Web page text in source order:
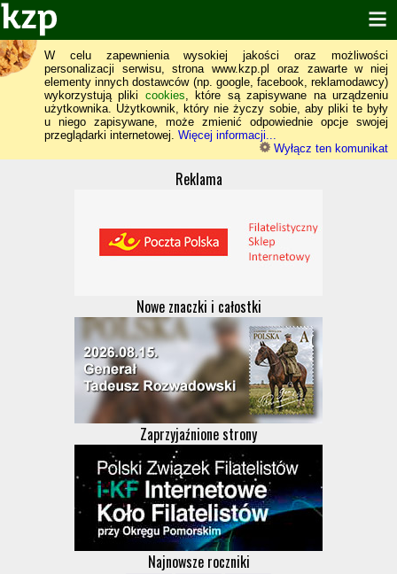
W celu zapewnienia wysokiej jakości oraz możliwości
personalizacji serwisu, strona www.kzp.pl oraz zawarte w niej
elementy innych dostawców (np. google, facebook, reklamodawcy)
wykorzystują pliki cookies, które są zapisywane na urządzeniu
użytkownika. Użytkownik, który nie życzy sobie, aby pliki te były
u niego zapisywane, może zmienić odpowiednie opcje swojej
przeglądarki internetowej. Więcej informacji...
Wyłącz ten komunikat
Reklama
Nowe znaczki i całostki
Zaprzyjaźnione strony
Najnowsze roczniki